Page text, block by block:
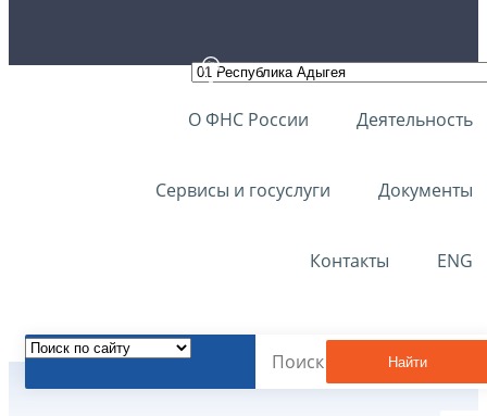
О ФНС России Деятельность
Сервисы и госуслуги Документы
Контакты ENG
Найти